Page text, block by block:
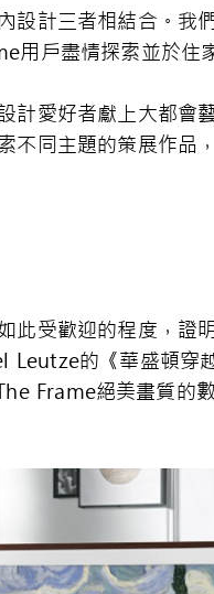
設計三者相結合。我
用戶盡情探索並於住
計愛好者獻上大都會
不同主題的策展作品
此受歡迎的程度，證
Leutze的《華盛頓穿
Frame絕美畫質的